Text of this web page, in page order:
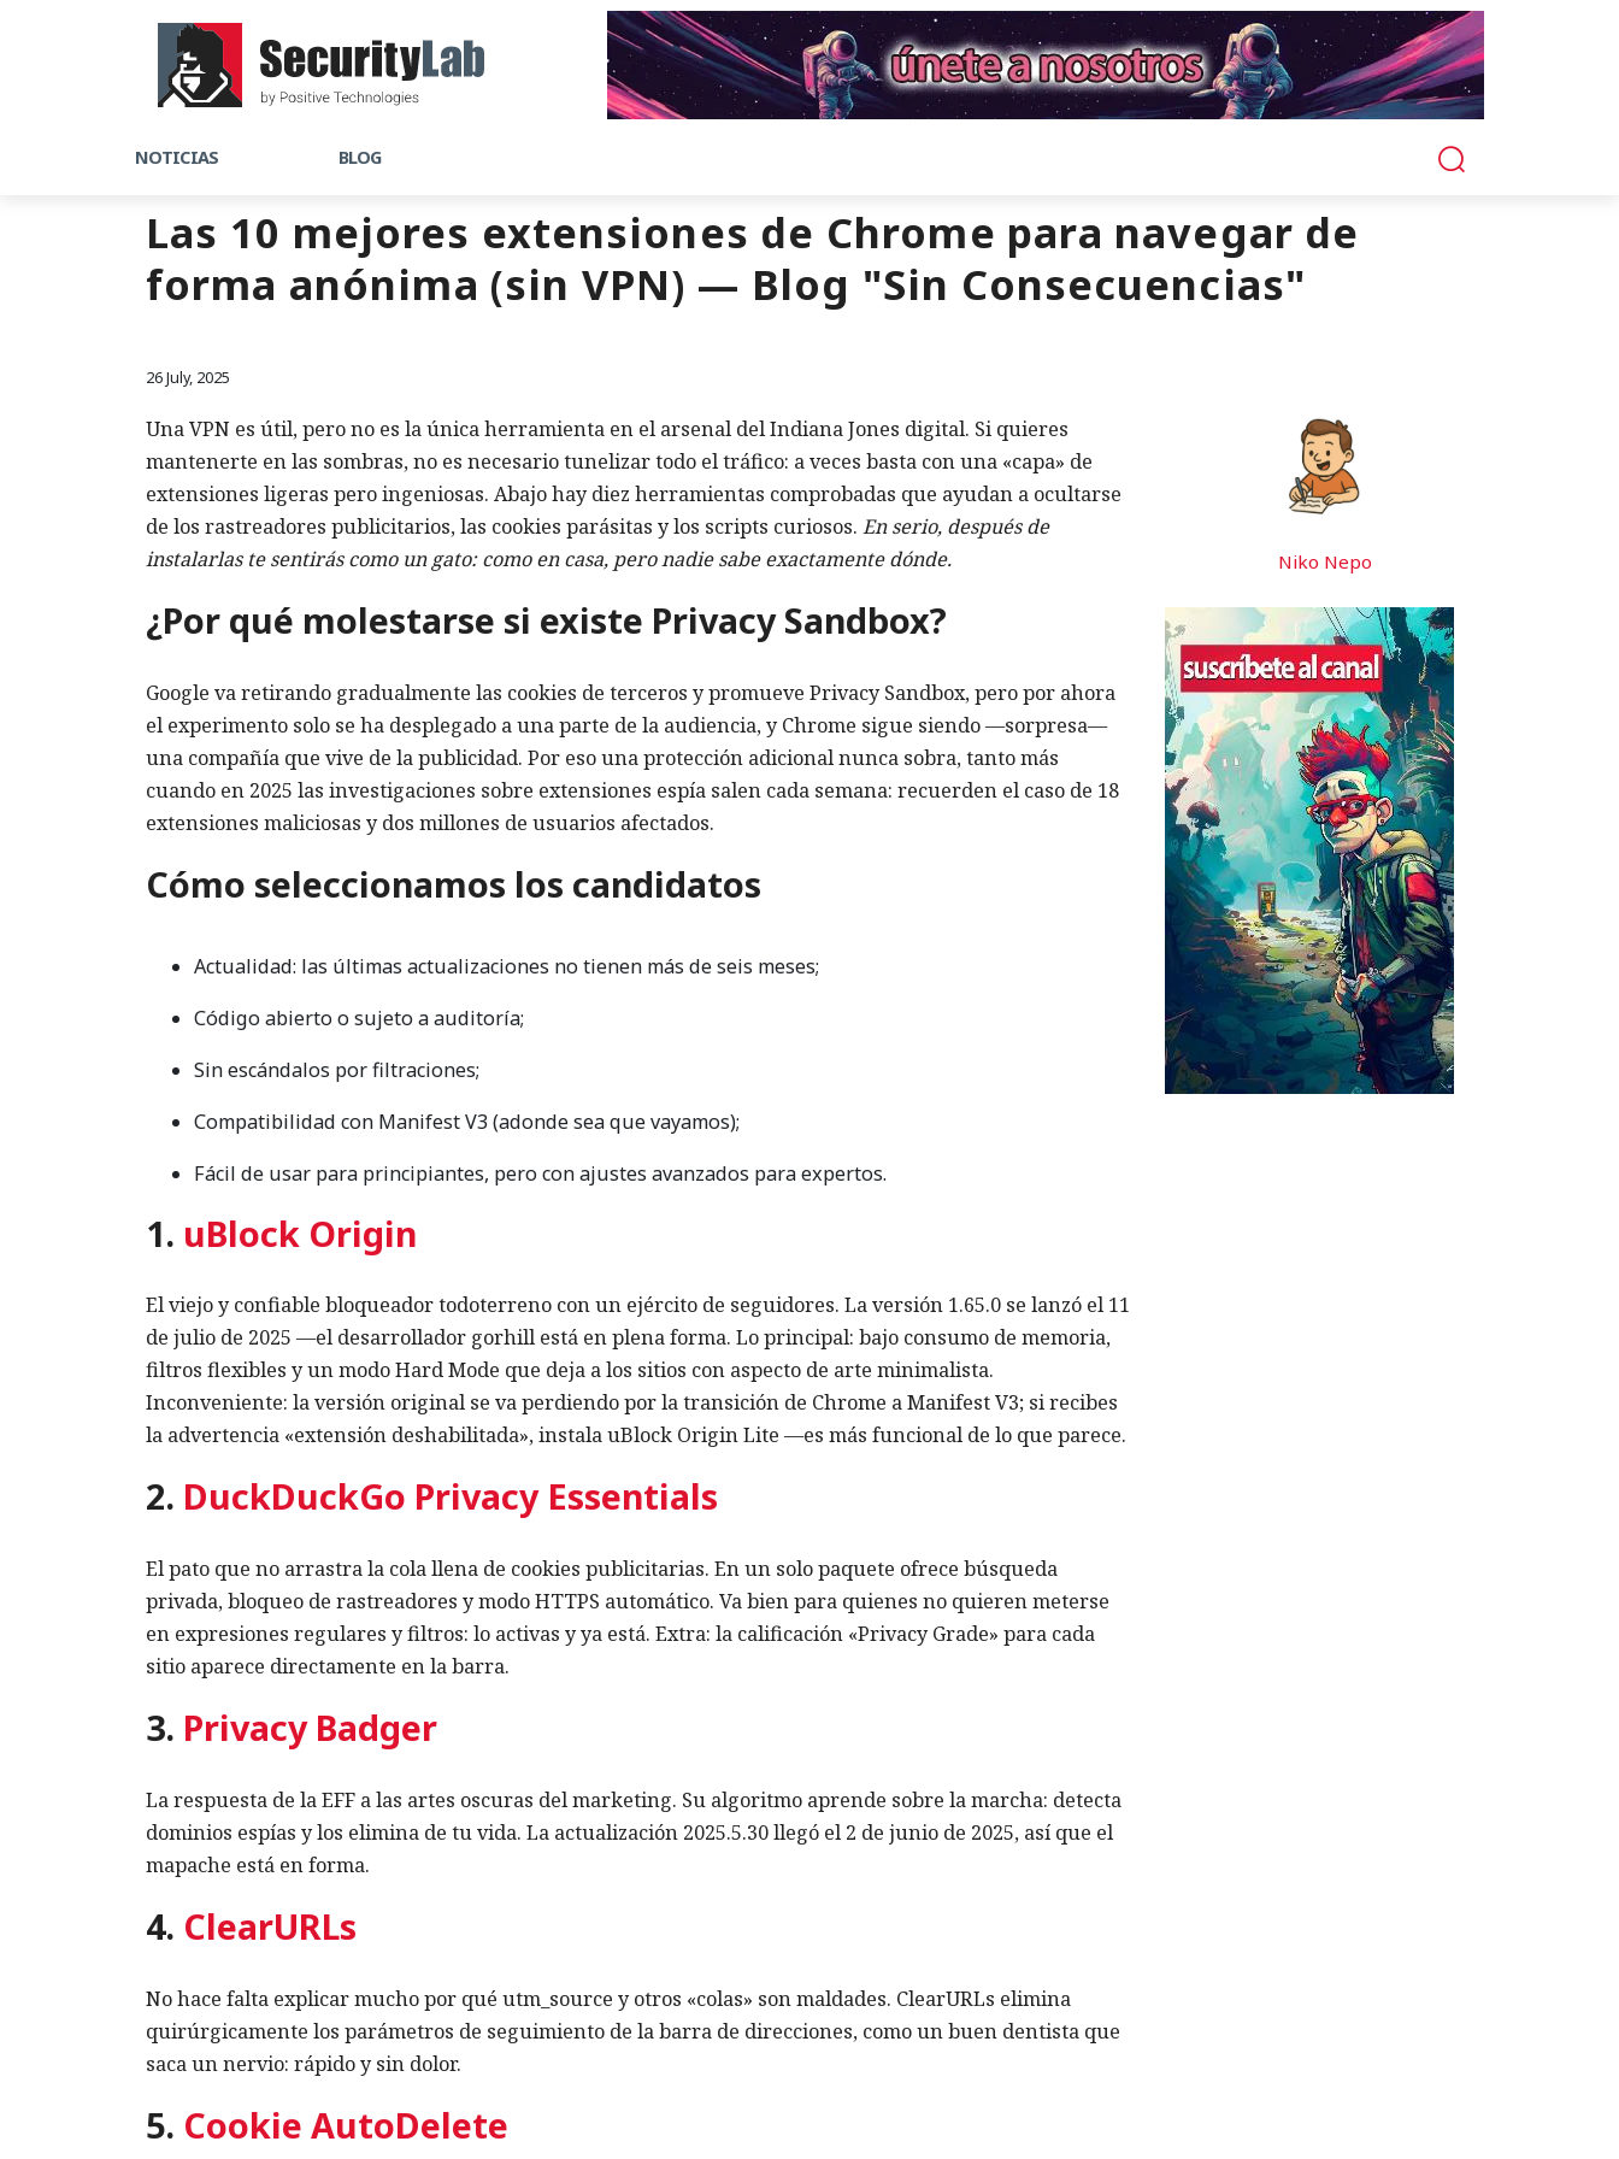
NOTICIAS BLOG
Las 10 mejores extensiones de Chrome para navegar de
forma anónima (sin VPN) — Blog "Sin Consecuencias"
26 July, 2025
Una VPN es útil, pero no es la única herramienta en el arsenal del Indiana Jones digital. Si quieres
mantenerte en las sombras, no es necesario tunelizar todo el tráfico: a veces basta con una «capa» de
extensiones ligeras pero ingeniosas. Abajo hay diez herramientas comprobadas que ayudan a ocultarse
de los rastreadores publicitarios, las cookies parásitas y los scripts curiosos. En serio, después de
instalarlas te sentirás como un gato: como en casa, pero nadie sabe exactamente dónde.
¿Por qué molestarse si existe Privacy Sandbox?
Google va retirando gradualmente las cookies de terceros y promueve Privacy Sandbox, pero por ahora
el experimento solo se ha desplegado a una parte de la audiencia, y Chrome sigue siendo —sorpresa—
una compañía que vive de la publicidad. Por eso una protección adicional nunca sobra, tanto más
cuando en 2025 las investigaciones sobre extensiones espía salen cada semana: recuerden el caso de 18
extensiones maliciosas y dos millones de usuarios afectados.
Cómo seleccionamos los candidatos
Actualidad: las últimas actualizaciones no tienen más de seis meses;
Código abierto o sujeto a auditoría;
Sin escándalos por filtraciones;
Compatibilidad con Manifest V3 (adonde sea que vayamos);
Fácil de usar para principiantes, pero con ajustes avanzados para expertos.
1. uBlock Origin
El viejo y confiable bloqueador todoterreno con un ejército de seguidores. La versión 1.65.0 se lanzó el 11
de julio de 2025 —el desarrollador gorhill está en plena forma. Lo principal: bajo consumo de memoria,
filtros flexibles y un modo Hard Mode que deja a los sitios con aspecto de arte minimalista.
Inconveniente: la versión original se va perdiendo por la transición de Chrome a Manifest V3; si recibes
la advertencia «extensión deshabilitada», instala uBlock Origin Lite —es más funcional de lo que parece.
2. DuckDuckGo Privacy Essentials
El pato que no arrastra la cola llena de cookies publicitarias. En un solo paquete ofrece búsqueda
privada, bloqueo de rastreadores y modo HTTPS automático. Va bien para quienes no quieren meterse
en expresiones regulares y filtros: lo activas y ya está. Extra: la calificación «Privacy Grade» para cada
sitio aparece directamente en la barra.
3. Privacy Badger
La respuesta de la EFF a las artes oscuras del marketing. Su algoritmo aprende sobre la marcha: detecta
dominios espías y los elimina de tu vida. La actualización 2025.5.30 llegó el 2 de junio de 2025, así que el
mapache está en forma.
4. ClearURLs
No hace falta explicar mucho por qué utm_source y otros «colas» son maldades. ClearURLs elimina
quirúrgicamente los parámetros de seguimiento de la barra de direcciones, como un buen dentista que
saca un nervio: rápido y sin dolor.
5. Cookie AutoDelete
Niko Nepo